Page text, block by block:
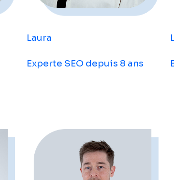
Laura
Experte SEO depuis 8 ans